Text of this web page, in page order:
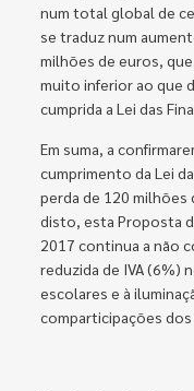
num total global de
se traduz num
milhões de euros,
muito inferior ao que
cumprida a Lei das
Em suma, a
cumprimento da Lei
perda de 120 milhões
disto, esta Proposta
2017 continua a não
reduzida de IVA (6%)
escolares e à
comparticipações dos